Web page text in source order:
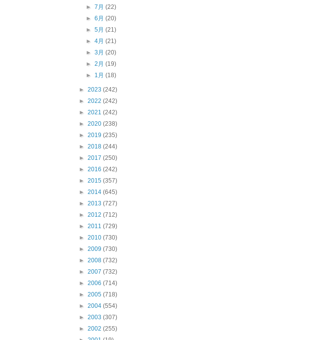
►7月(22)
►6月(20)
►5月(21)
►4月(21)
►3月(20)
►2月(19)
► 1月(18)
► 2023 (242)
► 2022 (242)
► 2021 (242)
► 2020 (238)
► 2019 (235)
► 2018 (244)
► 2017 (250)
► 2016 (242)
► 2015 (357)
► 2014 (645)
► 2013 (727)
► 2012 (712)
► 2011 (729)
► 2010 (730)
► 2009 (730)
► 2008 (732)
► 2007 (732)
► 2006 (714)
► 2005 (718)
► 2004 (554)
► 2003 (307)
► 2002 (255)